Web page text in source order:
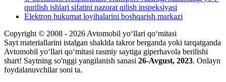
qurilish ishlari sifatini nazorat qilish inspeksiyasi
Elektron hukumat loyihalarini boshqarish markazi
Copyright © 2008 - 2026 Avtomobil yo‘llari qo‘mitasi
Sayt materiallarini istalgan shaklda takror berganda yoki tarqatganda
Avtomobil yo‘llari qo‘mitasi rasmiy saytiga giperhavola berilishi
shart! Saytning so'nggi yangilanish sanasi 26-Avgust, 2023. Onlayn
foydalanuvchilar soni ta.